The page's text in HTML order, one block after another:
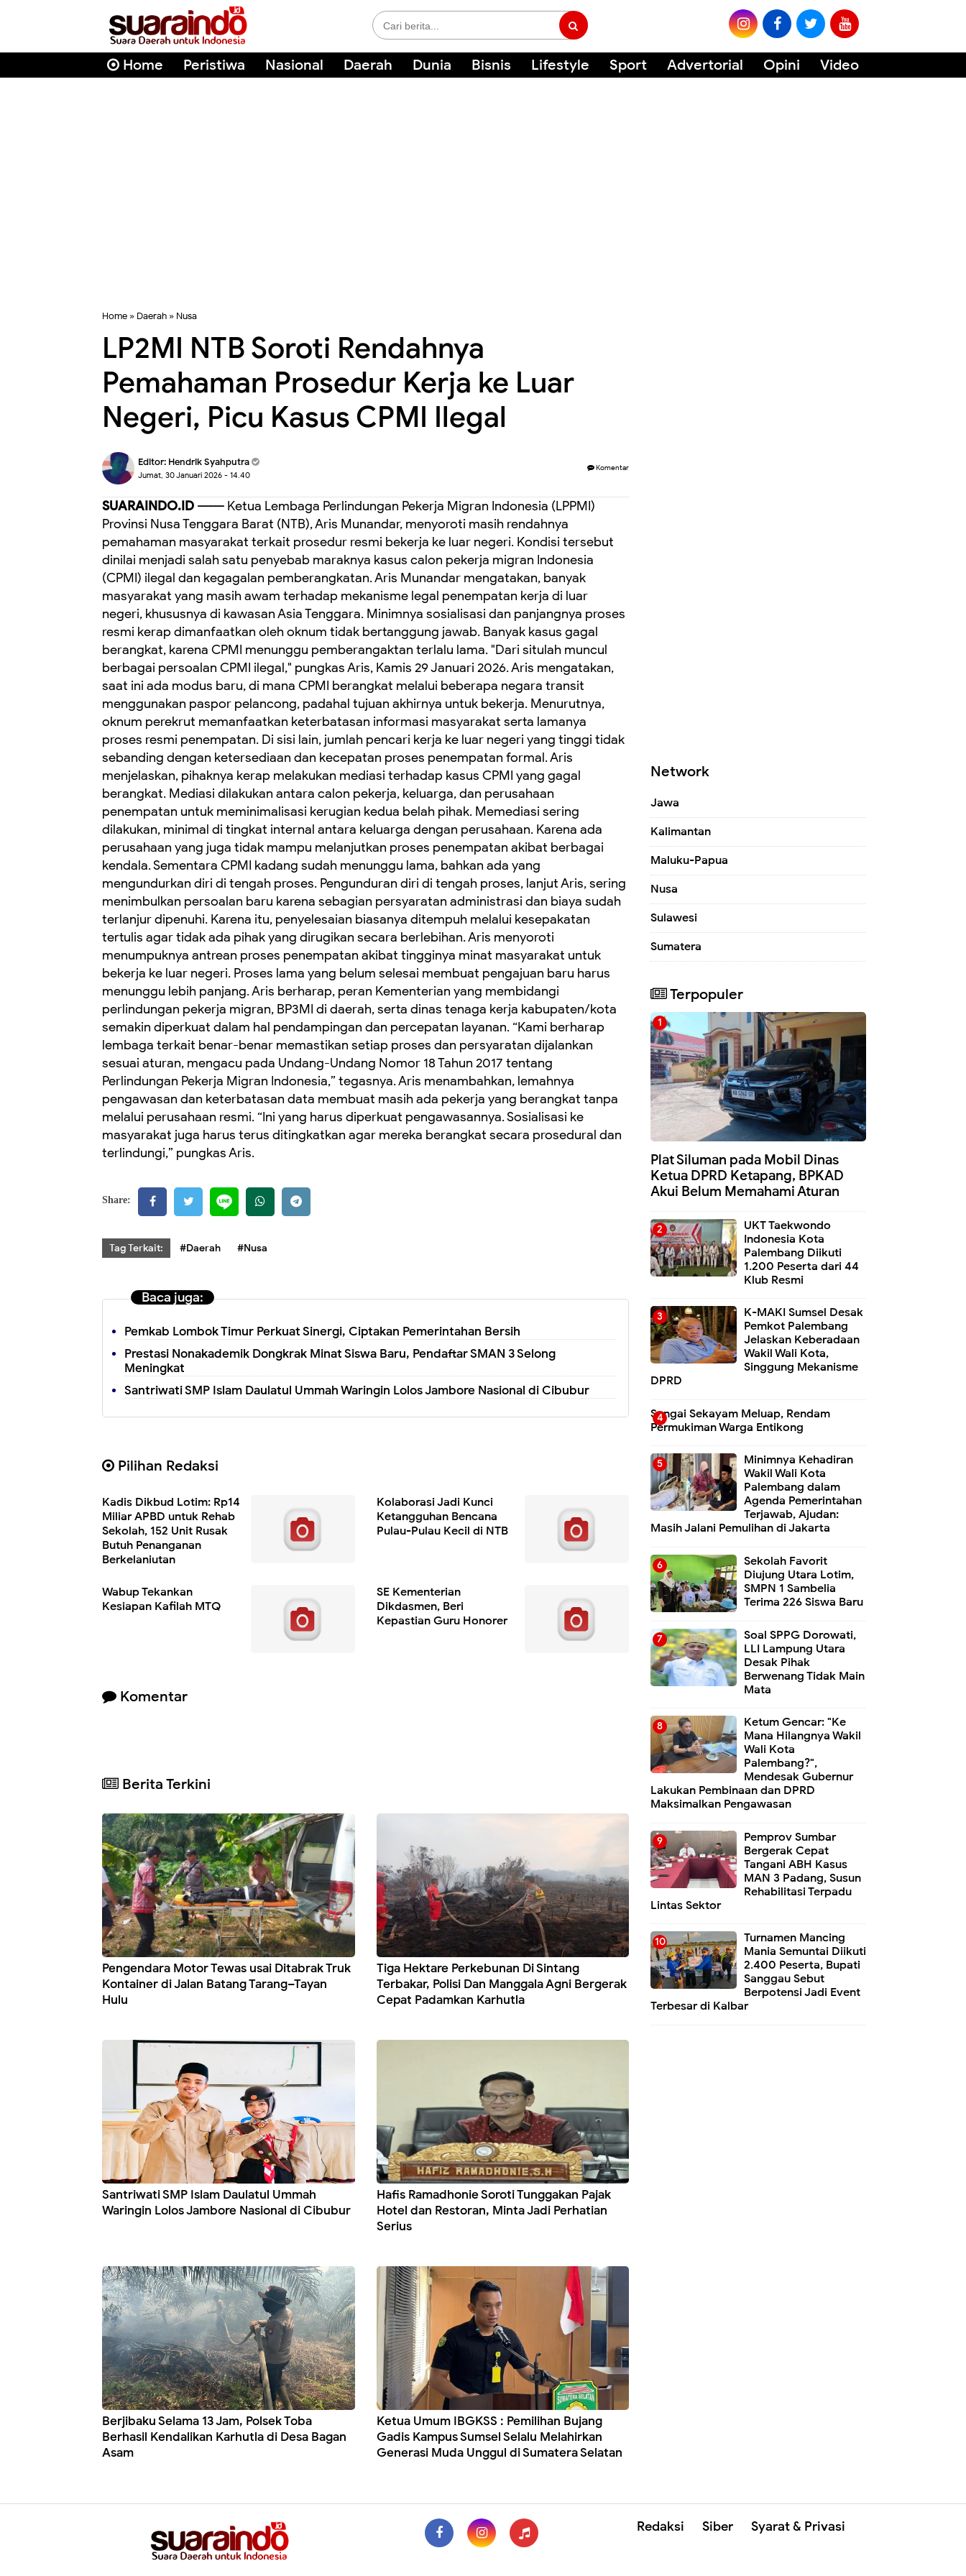
Home Peristiwa Nasional Daerah Dunia Bisnis Lifestyle Sport Advertorial Opini Video
Home » Daerah » Nusa
LP2MI NTB Soroti Rendahnya
Pemahaman Prosedur Kerja ke Luar
Negeri, Picu Kasus CPMI Ilegal
Editor: Hendrik Syahputra
Jumat, 30 Januari 2026 - 14.40
Komentar
SUARAINDO.ID ------ Ketua Lembaga Perlindungan Pekerja Migran Indonesia (LPPMI)
Provinsi Nusa Tenggara Barat (NTB), Aris Munandar, menyoroti masih rendahnya
pemahaman masyarakat terkait prosedur resmi bekerja ke luar negeri. Kondisi tersebut
dinilai menjadi salah satu penyebab maraknya kasus calon pekerja migran Indonesia
(CPMI) ilegal dan kegagalan pemberangkatan. ‎Aris Munandar mengatakan, banyak
masyarakat yang masih awam terhadap mekanisme legal penempatan kerja di luar
negeri, khususnya di kawasan Asia Tenggara. Minimnya sosialisasi dan panjangnya proses
resmi kerap dimanfaatkan oleh oknum tidak bertanggung jawab. ‎Banyak kasus gagal
berangkat, karena CPMI menunggu pemberangaktan terlalu lama. "Dari situlah muncul
berbagai persoalan CPMI ilegal," pungkas Aris, Kamis 29 Januari 2026. ‎Aris mengatakan,
saat ini ada modus baru, di mana CPMI berangkat melalui beberapa negara transit
menggunakan paspor pelancong, padahal tujuan akhirnya untuk bekerja. ‎Menurutnya,
oknum perekrut memanfaatkan keterbatasan informasi masyarakat serta lamanya
proses resmi penempatan. Di sisi lain, jumlah pencari kerja ke luar negeri yang tinggi tidak
sebanding dengan ketersediaan dan kecepatan proses penempatan formal. ‎Aris
menjelaskan, pihaknya kerap melakukan mediasi terhadap kasus CPMI yang gagal
berangkat. Mediasi dilakukan antara calon pekerja, keluarga, dan perusahaan
penempatan untuk meminimalisasi kerugian kedua belah pihak. ‎Memediasi sering
dilakukan, minimal di tingkat internal antara keluarga dengan perusahaan. Karena ada
perusahaan yang juga tidak mampu melanjutkan proses penempatan akibat berbagai
kendala. Sementara CPMI kadang sudah menunggu lama, bahkan ada yang
mengundurkan diri di tengah proses. ‎Pengunduran diri di tengah proses, lanjut Aris, sering
menimbulkan persoalan baru karena sebagian persyaratan administrasi dan biaya sudah
terlanjur dipenuhi. Karena itu, penyelesaian biasanya ditempuh melalui kesepakatan
tertulis agar tidak ada pihak yang dirugikan secara berlebihan. ‎Aris menyoroti
menumpuknya antrean proses penempatan akibat tingginya minat masyarakat untuk
bekerja ke luar negeri. Proses lama yang belum selesai membuat pengajuan baru harus
menunggu lebih panjang. Aris berharap, peran Kementerian yang membidangi
perlindungan pekerja migran, BP3MI di daerah, serta dinas tenaga kerja kabupaten/kota
semakin diperkuat dalam hal pendampingan dan percepatan layanan. ‎“Kami berharap
lembaga terkait benar-benar memastikan setiap proses dan persyaratan dijalankan
sesuai aturan, mengacu pada Undang-Undang Nomor 18 Tahun 2017 tentang
Perlindungan Pekerja Migran Indonesia,” tegasnya. ‎Aris menambahkan, lemahnya
pengawasan dan keterbatasan data membuat masih ada pekerja yang berangkat tanpa
melalui perusahaan resmi. ‎“Ini yang harus diperkuat pengawasannya. Sosialisasi ke
masyarakat juga harus terus ditingkatkan agar mereka berangkat secara prosedural dan
terlindungi,” pungkas Aris.
Share:
Tag Terkait: #Daerah #Nusa
Baca juga:
Pemkab Lombok Timur Perkuat Sinergi, Ciptakan Pemerintahan Bersih
Prestasi Nonakademik Dongkrak Minat Siswa Baru, Pendaftar SMAN 3 Selong
Meningkat
Santriwati SMP Islam Daulatul Ummah Waringin Lolos Jambore Nasional di Cibubur
Pilihan Redaksi
Kadis Dikbud Lotim: Rp14
Miliar APBD untuk Rehab
Sekolah, 152 Unit Rusak
Butuh Penanganan
Berkelanjutan
‎Kolaborasi Jadi Kunci
Ketangguhan Bencana
Pulau-Pulau Kecil di NTB
Wabup Tekankan
Kesiapan Kafilah MTQ
‎SE Kementerian
Dikdasmen, Beri
Kepastian Guru Honorer
Komentar
Berita Terkini
Pengendara Motor Tewas usai Ditabrak Truk
Kontainer di Jalan Batang Tarang–Tayan
Hulu
Tiga Hektare Perkebunan Di Sintang
Terbakar, Polisi Dan Manggala Agni Bergerak
Cepat Padamkan Karhutla
Santriwati SMP Islam Daulatul Ummah
Waringin Lolos Jambore Nasional di Cibubur
Hafis Ramadhonie Soroti Tunggakan Pajak
Hotel dan Restoran, Minta Jadi Perhatian
Serius
Berjibaku Selama 13 Jam, Polsek Toba
Berhasil Kendalikan Karhutla di Desa Bagan
Asam
Ketua Umum IBGKSS : Pemilihan Bujang
Gadis Kampus Sumsel Selalu Melahirkan
Generasi Muda Unggul di Sumatera Selatan
Network
Jawa
Kalimantan
Maluku-Papua
Nusa
Sulawesi
Sumatera
Terpopuler
Plat Siluman pada Mobil Dinas
Ketua DPRD Ketapang, BPKAD
Akui Belum Memahami Aturan
UKT Taekwondo
Indonesia Kota
Palembang Diikuti
1.200 Peserta dari 44
Klub Resmi
K-MAKI Sumsel Desak
Pemkot Palembang
Jelaskan Keberadaan
Wakil Wali Kota,
Singgung Mekanisme
DPRD
Sungai Sekayam Meluap, Rendam
Permukiman Warga Entikong
Minimnya Kehadiran
Wakil Wali Kota
Palembang dalam
Agenda Pemerintahan
Terjawab, Ajudan:
Masih Jalani Pemulihan di Jakarta
Sekolah Favorit
Diujung Utara Lotim,
SMPN 1 Sambelia
Terima 226 Siswa Baru ‎
Soal SPPG Dorowati,
LLI Lampung Utara
Desak Pihak
Berwenang Tidak Main
Mata
Ketum Gencar: "Ke
Mana Hilangnya Wakil
Wali Kota
Palembang?",
Mendesak Gubernur
Lakukan Pembinaan dan DPRD
Maksimalkan Pengawasan
Pemprov Sumbar
Bergerak Cepat
Tangani ABH Kasus
MAN 3 Padang, Susun
Rehabilitasi Terpadu
Lintas Sektor
Turnamen Mancing
Mania Semuntai Diikuti
2.400 Peserta, Bupati
Sanggau Sebut
Berpotensi Jadi Event
Terbesar di Kalbar
Redaksi Siber Syarat & Privasi